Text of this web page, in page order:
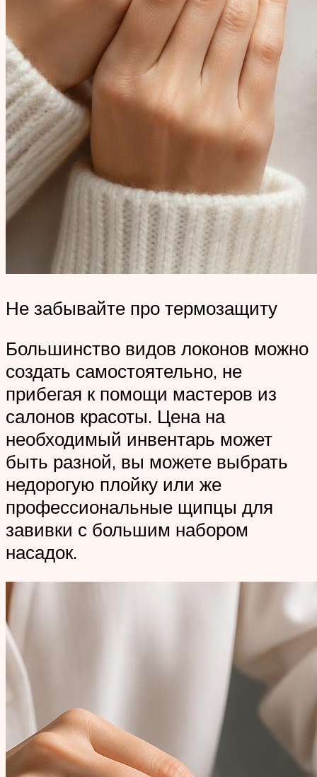
Не забывайте про термозащиту
Большинство видов локонов можно
создать самостоятельно, не
прибегая к помощи мастеров из
салонов красоты. Цена на
необходимый инвентарь может
быть разной, вы можете выбрать
недорогую плойку или же
профессиональные щипцы для
завивки с большим набором
насадок.